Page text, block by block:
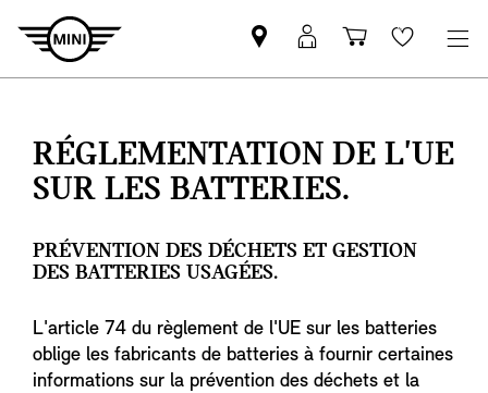
Trouver
un
Connexion
MyMINI
PanierWishlist
RÉGLEMENTATION DE L'UE
SUR LES BATTERIES.
PRÉVENTION DES DÉCHETS ET GESTION
DES BATTERIES USAGÉES.
L'article 74 du règlement de l'UE sur les batteries
oblige les fabricants de batteries à fournir certaines
informations sur la prévention des déchets et la